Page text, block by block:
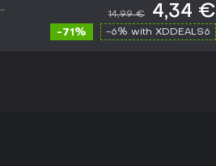
14,99 € 4,34 €
-71% -6% with XDDEALS6